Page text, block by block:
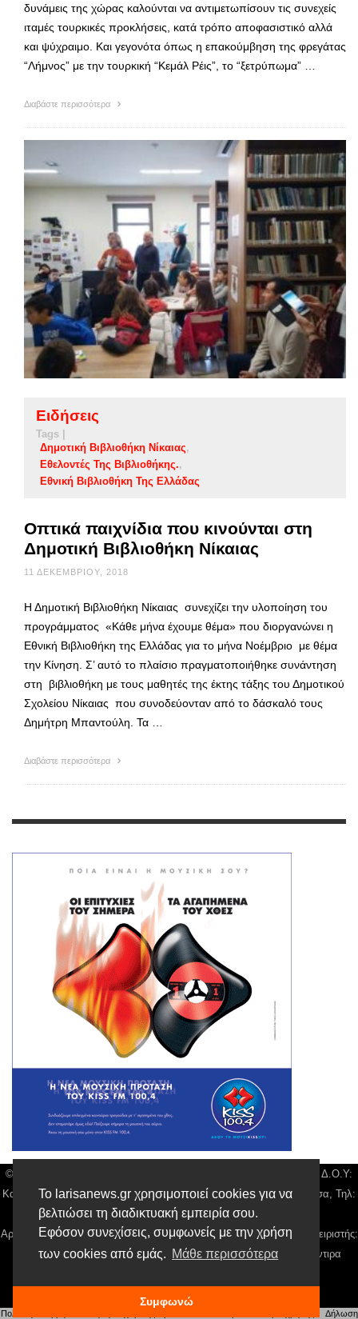
Το larisanews.gr χρησιμοποιεί cookies για να
βελτιώσει τη διαδικτυακή εμπειρία σου.
Εφόσον συνεχίσεις, συμφωνείς με την χρήση
των cookies από εμάς. Μάθε περισσότερα
Συμφωνώ
δυνάμεις της χώρας καλούνται να αντιμετωπίσουν τις συνεχείς
ιταμές τουρκικές προκλήσεις, κατά τρόπο αποφασιστικό αλλά
και ψύχραιμο. Και γεγονότα όπως η επακούμβηση της φρεγάτας
“Λήμνος” με την τουρκική “Κεμάλ Ρέις”, το “ξετρύπωμα” …
Διαβάστε περισσότερα
Ειδήσεις
Tags |
Δημοτική Βιβλιοθήκη Νίκαιας
Εθελοντές Της Βιβλιοθήκης.
Εθνική Βιβλιοθήκη Της Ελλάδας
Οπτικά παιχνίδια που κινούνται στη
Δημοτική Βιβλιοθήκη Νίκαιας
11 ΔΕΚΕΜΒΡΊΟΥ, 2018
Η Δημοτική Βιβλιοθήκη Νίκαιας συνεχίζει την υλοποίηση του
προγράμματος «Κάθε μήνα έχουμε θέμα» που διοργανώνει η
Εθνική Βιβλιοθήκη της Ελλάδας για το μήνα Νοέμβριο με θέμα
την Κίνηση. Σ’ αυτό το πλαίσιο πραγματοποιήθηκε συνάντηση
στη βιβλιοθήκη με τους μαθητές της έκτης τάξης του Δημοτικού
Σχολείου Νίκαιας που συνοδεύονταν από το δάσκαλό τους
Δημήτρη Μπαντούλη. Τα …
Διαβάστε περισσότερα
© Larisa News | Διακριτικός Τίτλος: Orion Media, ΑΦΜ: 043750542, Δ.Ο.Υ:
Καρδίτσας, Υπο/μα Λάρισας, Δ/νση: Φαρμακίδου 36 τ.κ 41222 Λάρισα, Τηλ:
2410 259100, email: news@larisanews.gr
Αρ. Γεμή: 018804431000, Νόμιμος Εκπρόσωπος, Ιδιοκτήτης και Διαχειριστής:
Παναγιώτης Φιλίππου, Διευθύντρια: Γιαννουσά Βασιλική, Διευθύντιρα
Δικαιούχος domain name Παναγιώτης Φιλίππου
Πολιτική Απορρήτου Δήλωση